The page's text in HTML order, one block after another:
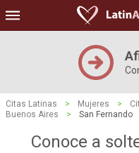
Citas Latinas > Mujeres >
Buenos Aires
> San Fernando
Conoce a